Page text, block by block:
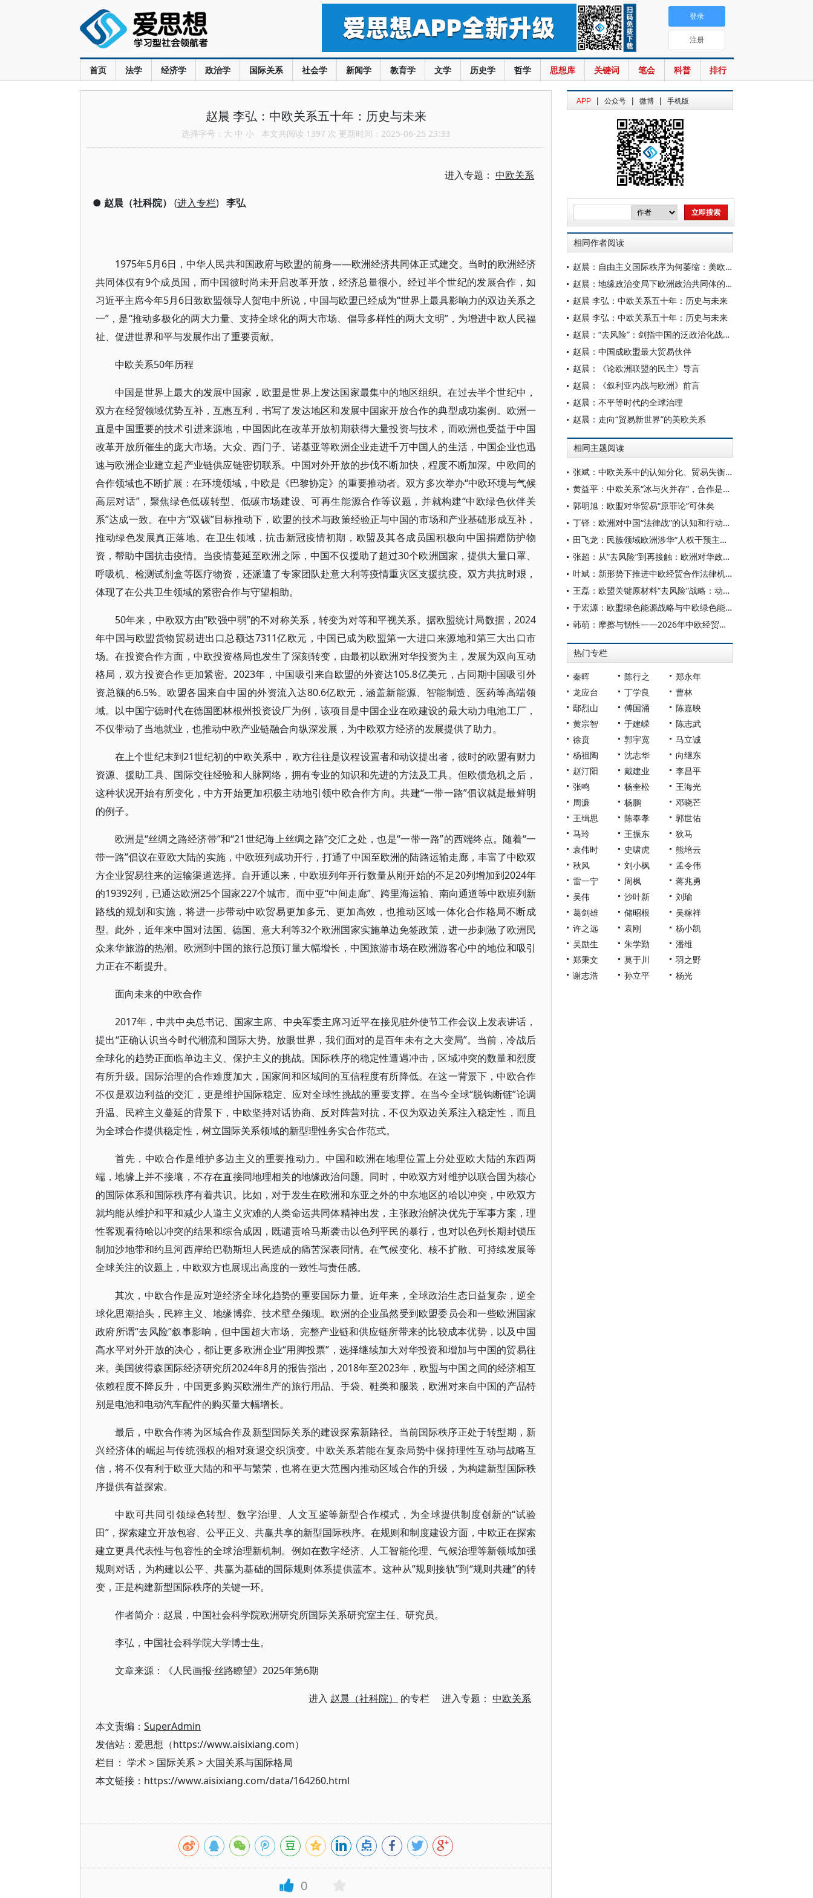
首页 法学 经济学 政治学 国际关系 社会学 新闻学 教育学 文学 历史学 哲学 思想库 关键词 笔会 科普 排行
登录
注册
赵晨 李弘：中欧关系五十年：历史与未来
选择字号： 大 中 小 本文共阅读 1397 次 更新时间：2025-06-25 23:33
进入专题： 中欧关系
● 赵晨（社科院） (进入专栏) 李弘
1975年5月6日，中华人民共和国政府与欧盟的前身——欧洲经济共同体正式建交。当时的欧洲经济
共同体仅有9个成员国，而中国彼时尚未开启改革开放，经济总量很小。经过半个世纪的发展合作，如
习近平主席今年5月6日致欧盟领导人贺电中所说，中国与欧盟已经成为“世界上最具影响力的双边关系之
一”，是“推动多极化的两大力量、支持全球化的两大市场、倡导多样性的两大文明”，为增进中欧人民福
祉、促进世界和平与发展作出了重要贡献。
中欧关系50年历程
中国是世界上最大的发展中国家，欧盟是世界上发达国家最集中的地区组织。在过去半个世纪中，
双方在经贸领域优势互补，互惠互利，书写了发达地区和发展中国家开放合作的典型成功案例。欧洲一
直是中国重要的技术引进来源地，中国因此在改革开放初期获得大量投资与技术，而欧洲也受益于中国
改革开放所催生的庞大市场。大众、西门子、诺基亚等欧洲企业走进千万中国人的生活，中国企业也迅
速与欧洲企业建立起产业链供应链密切联系。中国对外开放的步伐不断加快，程度不断加深。中欧间的
合作领域也不断扩展：在环境领域，中欧是《巴黎协定》的重要推动者。双方多次举办“中欧环境与气候
高层对话”，聚焦绿色低碳转型、低碳市场建设、可再生能源合作等议题，并就构建“中欧绿色伙伴关
系”达成一致。在中方“双碳”目标推动下，欧盟的技术与政策经验正与中国的市场和产业基础形成互补，
推动绿色发展真正落地。在卫生领域，抗击新冠疫情初期，欧盟及其各成员国积极向中国捐赠防护物
资，帮助中国抗击疫情。当疫情蔓延至欧洲之际，中国不仅援助了超过30个欧洲国家，提供大量口罩、
呼吸机、检测试剂盒等医疗物资，还派遣了专家团队赴意大利等疫情重灾区支援抗疫。双方共抗时艰，
体现了在公共卫生领域的紧密合作与守望相助。
50年来，中欧双方由“欧强中弱”的不对称关系，转变为对等和平视关系。据欧盟统计局数据，2024
年中国与欧盟货物贸易进出口总额达7311亿欧元，中国已成为欧盟第一大进口来源地和第三大出口市
场。在投资合作方面，中欧投资格局也发生了深刻转变，由最初以欧洲对华投资为主，发展为双向互动
格局，双方投资合作更加紧密。2023年，中国吸引来自欧盟的外资达105.8亿美元，占同期中国吸引外
资总额的6.5%。欧盟各国来自中国的外资流入达80.6亿欧元，涵盖新能源、智能制造、医药等高端领
域。以中国宁德时代在德国图林根州投资设厂为例，该项目是中国企业在欧建设的最大动力电池工厂，
不仅带动了当地就业，也推动中欧产业链融合向纵深发展，为中欧双方经济的发展提供了助力。
在上个世纪末到21世纪初的中欧关系中，欧方往往是议程设置者和动议提出者，彼时的欧盟有财力
资源、援助工具、国际交往经验和人脉网络，拥有专业的知识和先进的方法及工具。但欧债危机之后，
这种状况开始有所变化，中方开始更加积极主动地引领中欧合作方向。共建“一带一路”倡议就是最鲜明
的例子。
欧洲是“丝绸之路经济带”和“21世纪海上丝绸之路”交汇之处，也是“一带一路”的西端终点。随着“一
带一路”倡议在亚欧大陆的实施，中欧班列成功开行，打通了中国至欧洲的陆路运输走廊，丰富了中欧双
方企业贸易往来的运输渠道选择。自开通以来，中欧班列年开行数量从刚开始的不足20列增加到2024年
的19392列，已通达欧洲25个国家227个城市。而中亚“中间走廊”、跨里海运输、南向通道等中欧班列新
路线的规划和实施，将进一步带动中欧贸易更加多元、更加高效，也推动区域一体化合作格局不断成
型。此外，近年来中国对法国、德国、意大利等32个欧洲国家实施单边免签政策，进一步刺激了欧洲民
众来华旅游的热潮。欧洲到中国的旅行总预订量大幅增长，中国旅游市场在欧洲游客心中的地位和吸引
力正在不断提升。
面向未来的中欧合作
2017年，中共中央总书记、国家主席、中央军委主席习近平在接见驻外使节工作会议上发表讲话，
提出“正确认识当今时代潮流和国际大势。放眼世界，我们面对的是百年未有之大变局”。当前，冷战后
全球化的趋势正面临单边主义、保护主义的挑战。国际秩序的稳定性遭遇冲击，区域冲突的数量和烈度
有所升级。国际治理的合作难度加大，国家间和区域间的互信程度有所降低。在这一背景下，中欧合作
不仅是双边利益的交汇，更是维护国际稳定、应对全球性挑战的重要支撑。在当今全球“脱钩断链”论调
升温、民粹主义蔓延的背景下，中欧坚持对话协商、反对阵营对抗，不仅为双边关系注入稳定性，而且
为全球合作提供稳定性，树立国际关系领域的新型理性务实合作范式。
首先，中欧合作是维护多边主义的重要推动力。中国和欧洲在地理位置上分处亚欧大陆的东西两
端，地缘上并不接壤，不存在直接同地理相关的地缘政治问题。同时，中欧双方对维护以联合国为核心
的国际体系和国际秩序有着共识。比如，对于发生在欧洲和东亚之外的中东地区的哈以冲突，中欧双方
就均能从维护和平和减少人道主义灾难的人类命运共同体精神出发，主张政治解决优先于军事方案，理
性客观看待哈以冲突的结果和综合成因，既谴责哈马斯袭击以色列平民的暴行，也对以色列长期封锁压
制加沙地带和约旦河西岸给巴勒斯坦人民造成的痛苦深表同情。在气候变化、核不扩散、可持续发展等
全球关注的议题上，中欧双方也展现出高度的一致性与责任感。
其次，中欧合作是应对逆经济全球化趋势的重要国际力量。近年来，全球政治生态日益复杂，逆全
球化思潮抬头，民粹主义、地缘博弈、技术壁垒频现。欧洲的企业虽然受到欧盟委员会和一些欧洲国家
政府所谓“去风险”叙事影响，但中国超大市场、完整产业链和供应链所带来的比较成本优势，以及中国
高水平对外开放的决心，都让更多欧洲企业“用脚投票”，选择继续加大对华投资和增加与中国的贸易往
来。美国彼得森国际经济研究所2024年8月的报告指出，2018年至2023年，欧盟与中国之间的经济相互
依赖程度不降反升，中国更多购买欧洲生产的旅行用品、手袋、鞋类和服装，欧洲对来自中国的产品特
别是电池和电动汽车配件的购买量大幅增长。
最后，中欧合作将为区域合作及新型国际关系的建设探索新路径。当前国际秩序正处于转型期，新
兴经济体的崛起与传统强权的相对衰退交织演变。中欧关系若能在复杂局势中保持理性互动与战略互
信，将不仅有利于欧亚大陆的和平与繁荣，也将在更大范围内推动区域合作的升级，为构建新型国际秩
序提供有益探索。
中欧可共同引领绿色转型、数字治理、人文互鉴等新型合作模式，为全球提供制度创新的“试验
田”，探索建立开放包容、公平正义、共赢共享的新型国际秩序。在规则和制度建设方面，中欧正在探索
建立更具代表性与包容性的全球治理新机制。例如在数字经济、人工智能伦理、气候治理等新领域加强
规则对话，为构建以公平、共赢为基础的国际规则体系提供蓝本。这种从“规则接轨”到“规则共建”的转
变，正是构建新型国际秩序的关键一环。
作者简介：赵晨，中国社会科学院欧洲研究所国际关系研究室主任、研究员。
李弘，中国社会科学院大学博士生。
文章来源：《人民画报·丝路瞭望》2025年第6期
进入 赵晨（社科院） 的专栏 进入专题： 中欧关系
本文责编： SuperAdmin
发信站：爱思想（https://www.aisixiang.com）
栏目： 学术> 国际关系> 大国关系与国际格局
本文链接：https://www.aisixiang.com/data/164260.html
0
APP | 公众号 | 微博 | 手机版
相同作者阅读
赵晨：自由主义国际秩序为何萎缩：美欧政党政治比较的视角
赵晨：地缘政治变局下欧洲政治共同体的缘起、功能与困境
赵晨 李弘：中欧关系五十年：历史与未来
赵晨 李弘：中欧关系五十年：历史与未来
赵晨：“去风险”：剑指中国的泛政治化战略术语
赵晨：中国成欧盟最大贸易伙伴
赵晨：《论欧洲联盟的民主》导言
赵晨：《叙利亚内战与欧洲》前言
赵晨：不平等时代的全球治理
赵晨：走向“贸易新世界”的美欧关系
相同主题阅读
张斌：中欧关系中的认知分化、贸易失衡和中国机遇
黄益平：中欧关系“冰与火并存”，合作是唯一出路
郭明旭：欧盟对华贸易“原罪论”可休矣
丁铎：欧洲对中国“法律战”的认知和行动，正在起变化
田飞龙：民族领域欧洲涉华“人权干预主义”不可取、不可行
张超：从“去风险”到再接触：欧洲对华政策微妙转向
叶斌：新形势下推进中欧经贸合作法律机制
王磊：欧盟关键原材料“去风险”战略：动因、内容和对华影响
于宏源：欧盟绿色能源战略与中欧绿色能源合作
韩萌：摩擦与韧性——2026年中欧经贸新坐标
热门专栏
秦晖 陈行之
郑永年
龙应台
丁学良
曹林
鄢烈山
傅国涌
陈嘉映
黄宗智
于建嵘
陈志武
徐贲
郭宇宽
马立诚
杨祖陶
沈志华
向继东
赵汀阳
戴建业
李昌平
张鸣
杨奎松
王海光
周濂
杨鹏
邓晓芒
王缉思
陈奉孝
郭世佑
马玲
王振东
狄马
袁伟时
史啸虎
熊培云
秋风
刘小枫
孟令伟
雷一宁
周枫
蒋兆勇
吴伟
沙叶新
刘瑜
葛剑雄
储昭根
吴稼祥
许之远
袁刚
杨小凯
吴励生
朱学勤
潘维
郑秉文
莫于川
羽之野
谢志浩
孙立平 杨光